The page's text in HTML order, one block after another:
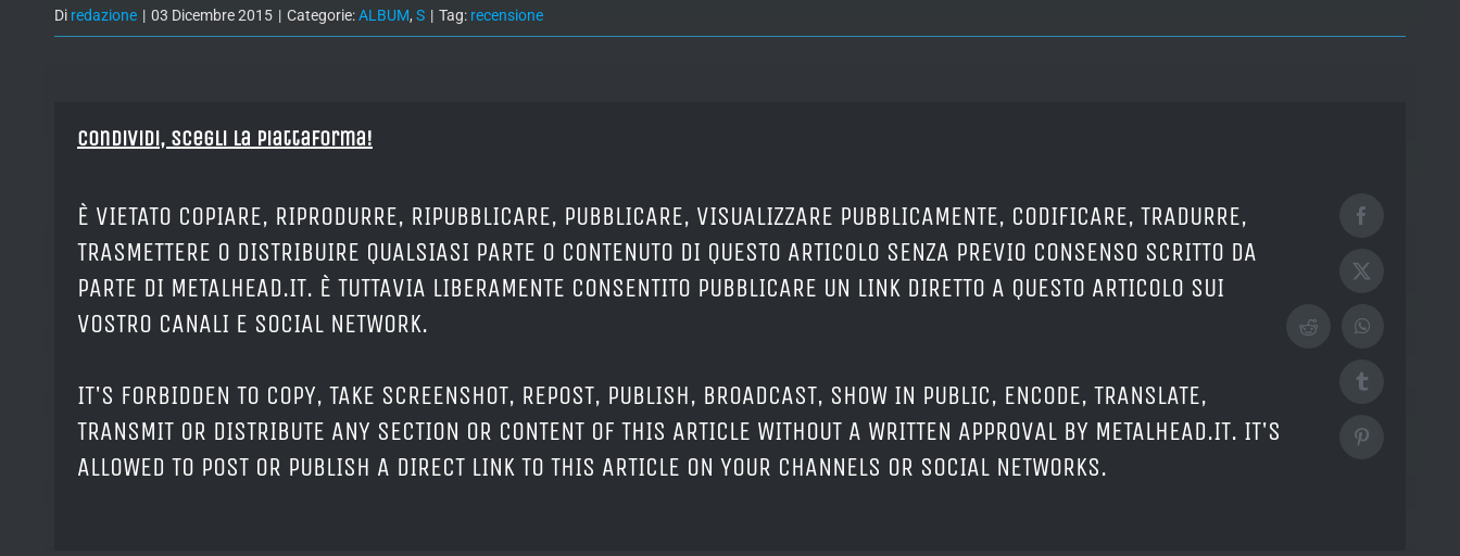
Di redazione | 03 Dicembre 2015 | Categorie:ALBUM, S | Tag: recensione
Condividi, Scegli la piattaforma!
È VIETATO COPIARE, RIPRODURRE, RIPUBBLICARE, PUBBLICARE, VISUALIZZARE PUBBLICAMENTE, CODIFICARE, TRADURRE,
TRASMETTERE O DISTRIBUIRE QUALSIASI PARTE O CONTENUTO DI QUESTO ARTICOLO SENZA PREVIO CONSENSO SCRITTO DA
PARTE DI METALHEAD.IT. È TUTTAVIA LIBERAMENTE CONSENTITO PUBBLICARE UN LINK DIRETTO A QUESTO ARTICOLO SUI
VOSTRO CANALI E SOCIAL NETWORK.
IT'S FORBIDDEN TO COPY, TAKE SCREENSHOT, REPOST, PUBLISH, BROADCAST, SHOW IN PUBLIC, ENCODE, TRANSLATE,
TRANSMIT OR DISTRIBUTE ANY SECTION OR CONTENT OF THIS ARTICLE WITHOUT A WRITTEN APPROVAL BY METALHEAD.IT. IT'S
ALLOWED TO POST OR PUBLISH A DIRECT LINK TO THIS ARTICLE ON YOUR CHANNELS OR SOCIAL NETWORKS.
Facebook
X
RedditWhatsApp
Tumblr
Pinterest